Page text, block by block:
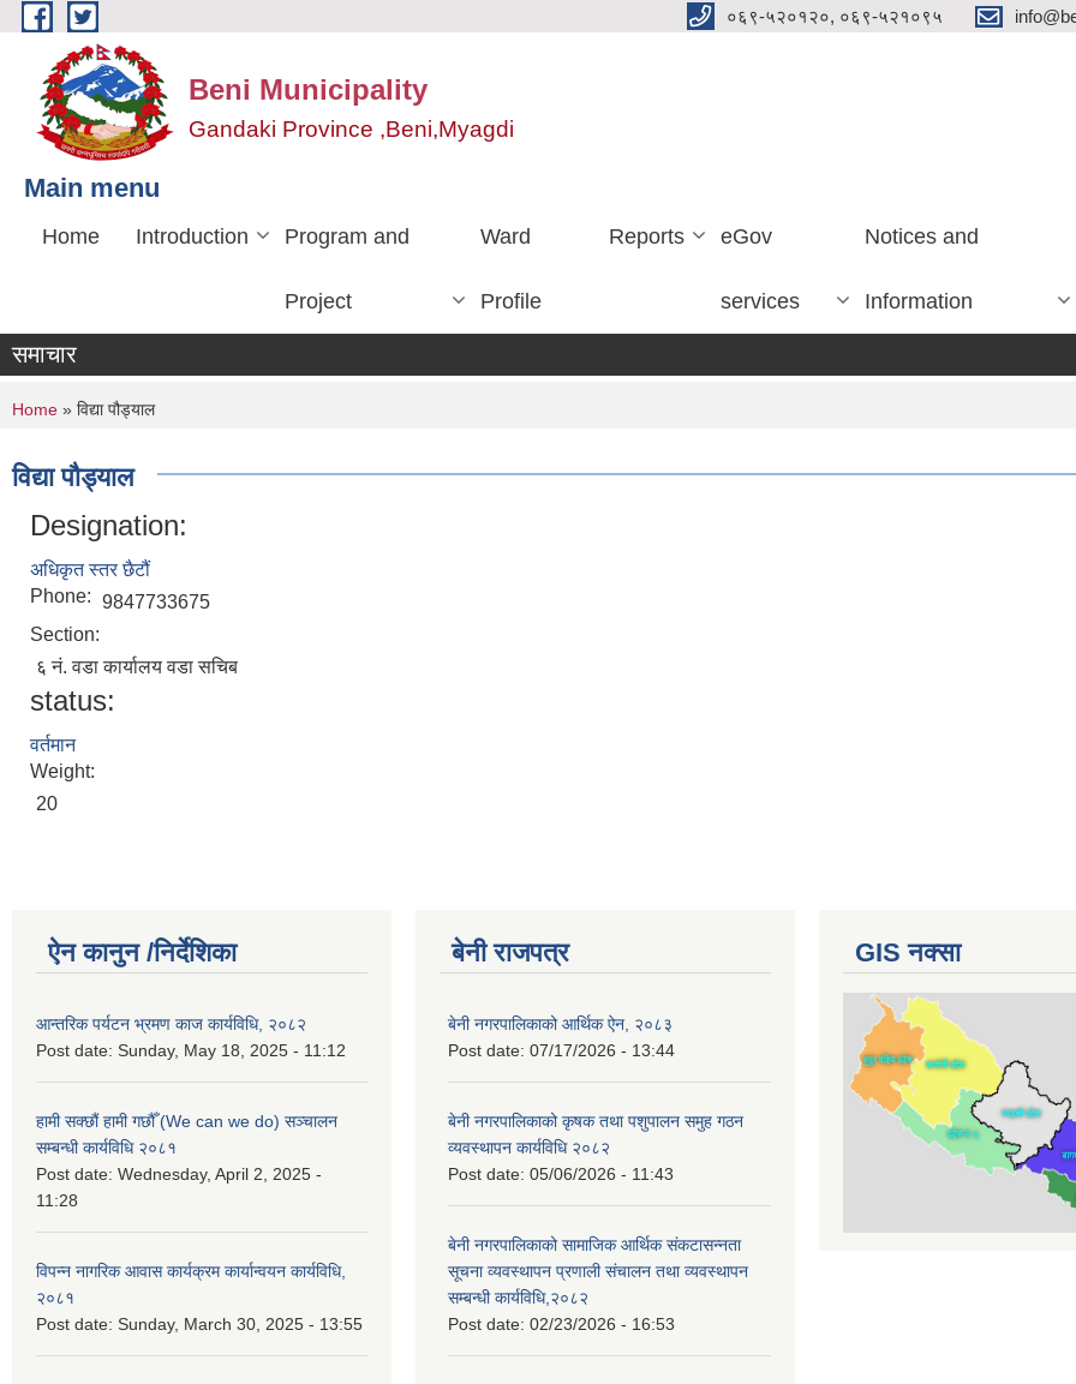
Skip to main content ०६९-५२०१२०, ०६९-५२१०९५
Beni Municipality
Gandaki Province ,Beni,Myagdi
Main menu
Home Introduction Program and
Project
Ward
Profile
Reports eGov
services
Notices and
Information
समाचार
You are here
Home » विद्या पौड्याल
विद्या पौड्याल
Designation:
अधिकृत स्तर छैटौं
Phone: 9847733675
Section:
६ नं. वडा कार्यालय वडा सचिब
status:
वर्तमान
Weight:
20
ऐन कानुन /निर्देशिका
आन्तरिक पर्यटन भ्रमण काज कार्यविधि, २०८२
Post date: Sunday, May 18, 2025 - 11:12
हामी सक्छौं हामी गछौँ (We can we do) सञ्चालन
सम्बन्धी कार्यविधि २०८१
Post date: Wednesday, April 2, 2025 -
11:28
विपन्न नागरिक आवास कार्यक्रम कार्यान्वयन कार्यविधि,
२०८१
Post date: Sunday, March 30, 2025 - 13:55
बेनी राजपत्र
बेनी नगरपालिकाको आर्थिक ऐन, २०८३
Post date: 07/17/2026 - 13:44
बेनी नगरपालिकाको कृषक तथा पशुपालन समुह गठन
व्यवस्थापन कार्यविधि २०८२
Post date: 05/06/2026 - 11:43
बेनी नगरपालिकाको सामाजिक आर्थिक संकटासन्नता
सूचना व्यवस्थापन प्रणाली संचालन तथा व्यवस्थापन
सम्बन्धी कार्यविधि,२०८२
Post date: 02/23/2026 - 16:53
GIS नक्सा